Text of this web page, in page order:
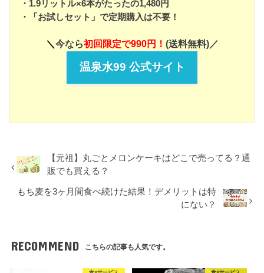
・1.9リットル×6本がたったの1,480円
・「お試しセット」で定期購入は不要！
＼ 今なら初回限定で990円！ (送料無料)／
温泉水99 公式サイト
【元祖】丸ごとメロンケーキはどこで売ってる？通
販でも買える？
もち麦を3ヶ月間食べ続けた結果！デメリットは特
にない？
RECOMMEND こちらの記事も人気です。